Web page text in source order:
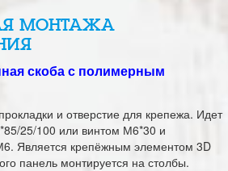
МОНТАЖА
скоба с полимерным
и отверстие для крепежа. Идет
25/100 или винтом М6*30 и
Является крепёжным элементом 3D
панель монтируется на столбы.